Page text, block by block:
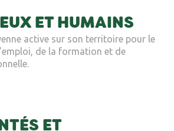
ET HUMAINS
active sur son territoire pour le
de la formation et de
ET